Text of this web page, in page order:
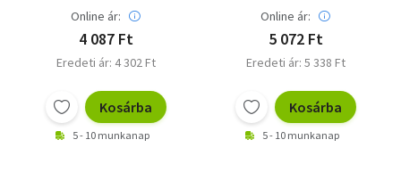
Online ár:
4 087 Ft
Eredeti ár: 4 302 Ft
Kosárba
5 - 10 munkanap
Erstleserinnen und
Erstleser
Online ár:
5 072 Ft
Eredeti ár: 5 338 Ft
Kosárba
5 - 10 munkanap